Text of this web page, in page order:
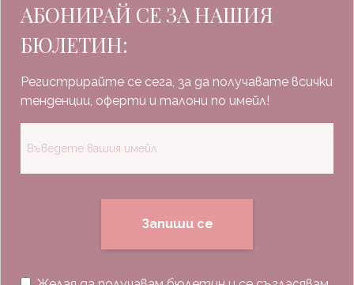
АБОНИРАЙ СЕ ЗА НАШИЯ
БЮЛЕТИН:
Регистрирайте се сега, за да получавате всички
тенденции, оферти и талони по имейл!
Запиши се